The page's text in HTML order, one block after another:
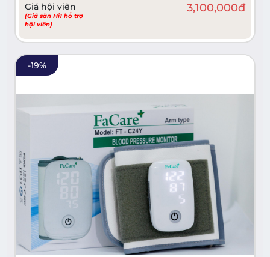
Giá hội viên
(Giá sàn Hi1 hỗ trợ
hội viên)
3,100,000đ
-19%